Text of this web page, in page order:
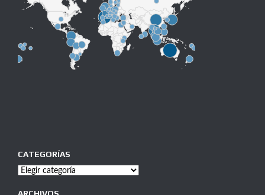
CATEGORÍAS
Categorías